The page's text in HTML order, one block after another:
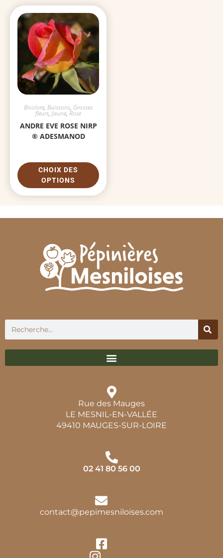
Bicolore, Buissons, Grosses
fleurs, Jaune, Rose
ANDRE EVE ROSE NIRP
® ADESMANOD
CHOIX DES
OPTIONS
Rue des Mauges
LE MESNIL-EN-VALLÉE
49410 MAUGES-SUR-LOIRE
02 41 80 56 00
contact@pepimesniloises.com